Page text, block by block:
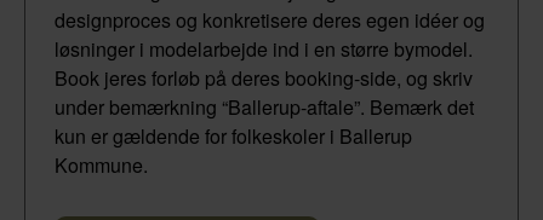
designproces og konkretisere deres egen idéer og
løsninger i modelarbejde ind i en større bymodel.
Book jeres forløb på deres booking-side, og skriv
under bemærkning “Ballerup-aftale”. Bemærk det
kun er gældende for folkeskoler i Ballerup
Kommune.